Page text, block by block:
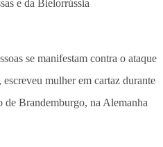
e da Bielorrússia